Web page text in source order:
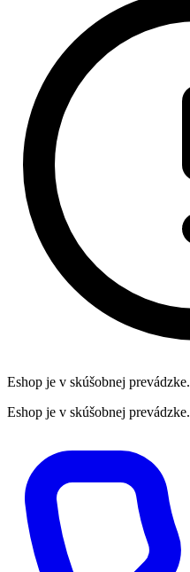
Eshop je v skúšobnej prevádzke.
Eshop je v skúšobnej prevádzke.
obsah